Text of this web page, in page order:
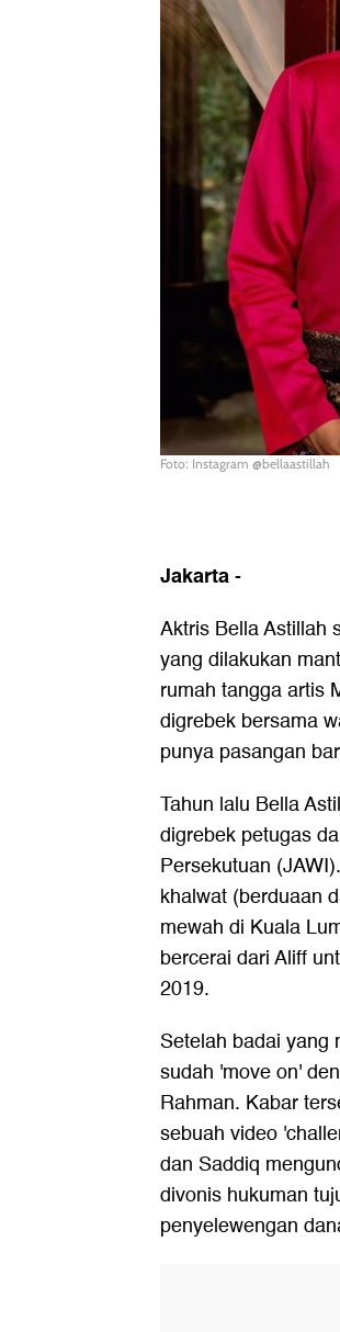
Foto: Instagram @bellaastillah
Jakarta-
Aktris Bella Astillah
yang dilakukan
rumah tangga artis
digrebek bersama
punya pasangan
Tahun lalu Bella
digrebek petugas
Persekutuan
khalwat (berduaan
mewah di Kuala
bercerai dari Aliff
2019.
Setelah badai yang
sudah 'move on'
Rahman. Kabar
sebuah video
dan Saddiq
divonis hukuman
penyelewengan